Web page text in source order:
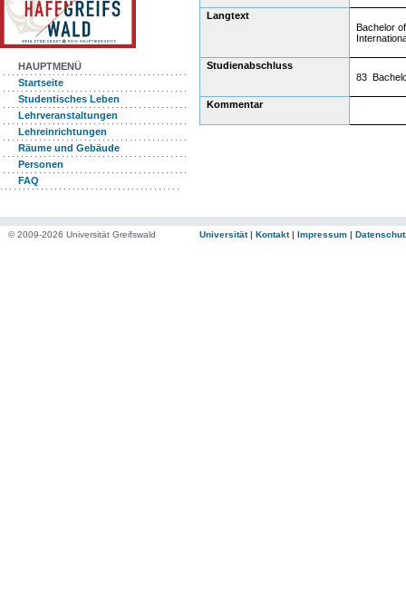
HAUPTMENÜ
Startseite
Studentisches Leben
Lehrveranstaltungen
Lehreinrichtungen
Räume und Gebäude
Personen
FAQ
Langtext
Bachelor
Studienabschluss
83
Kommentar
© 2009-2026 Universität Greifswald Universität| Kontakt| Impressum |